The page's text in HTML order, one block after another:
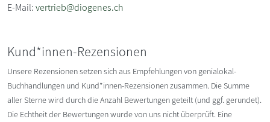
E-Mail:vertrieb@diogenes.ch
Kund*innen-Rezensionen
Unsere Rezensionen setzen sich aus Empfehlungen von genialokal-
Buchhandlungen und Kund*innen-Rezensionen zusammen. Die Summe
aller Sterne wird durch die Anzahl Bewertungen geteilt (und ggf. gerundet).
Die Echtheit der Bewertungen wurde von uns nicht überprüft. Eine